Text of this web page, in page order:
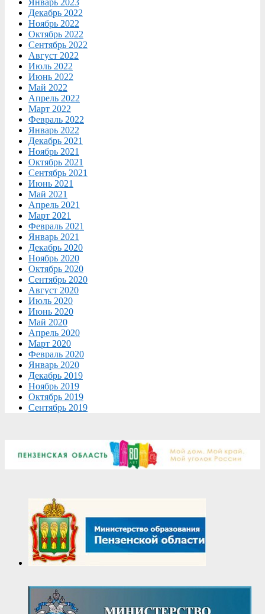
Декабрь 2022
Ноябрь 2022
Октябрь 2022
Сентябрь 2022
Август 2022
Июль 2022
Июнь 2022
Май 2022
Апрель 2022
Март 2022
Февраль 2022
Январь 2022
Декабрь 2021
Ноябрь 2021
Октябрь 2021
Сентябрь 2021
Июнь 2021
Май 2021
Апрель 2021
Март 2021
Февраль 2021
Январь 2021
Декабрь 2020
Ноябрь 2020
Октябрь 2020
Сентябрь 2020
Август 2020
Июль 2020
Июнь 2020
Май 2020
Апрель 2020
Март 2020
Февраль 2020
Январь 2020
Декабрь 2019
Ноябрь 2019
Октябрь 2019
Сентябрь 2019